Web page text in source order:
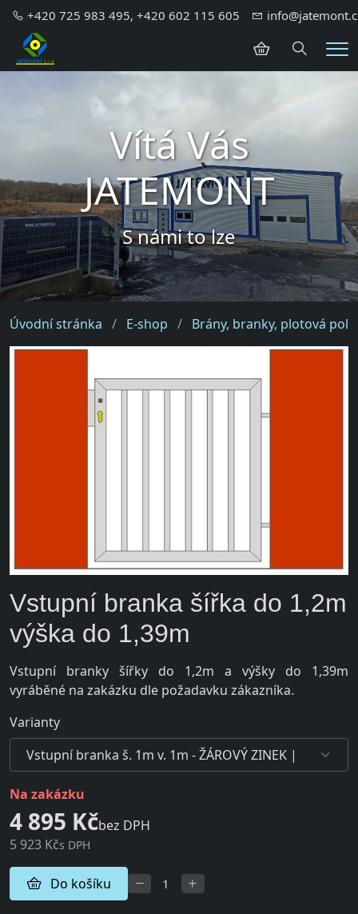
+420 725 983 495, +420 602 115 605
Hledání
Vítá Vás
JATEMONT
S námi to lze
Úvodní stránka E-shop Brány, branky, plotová pole
Vstupní branka šířka do 1,2m
výška do 1,39m
Vstupní branky šířky do 1,2m a výšky do 1,39m
vyráběné na zakázku dle požadavku zákazníka.
Varianty
na zakázku
4 895 Kčbez DPH
5 923 Kčs DPH
Do košíku